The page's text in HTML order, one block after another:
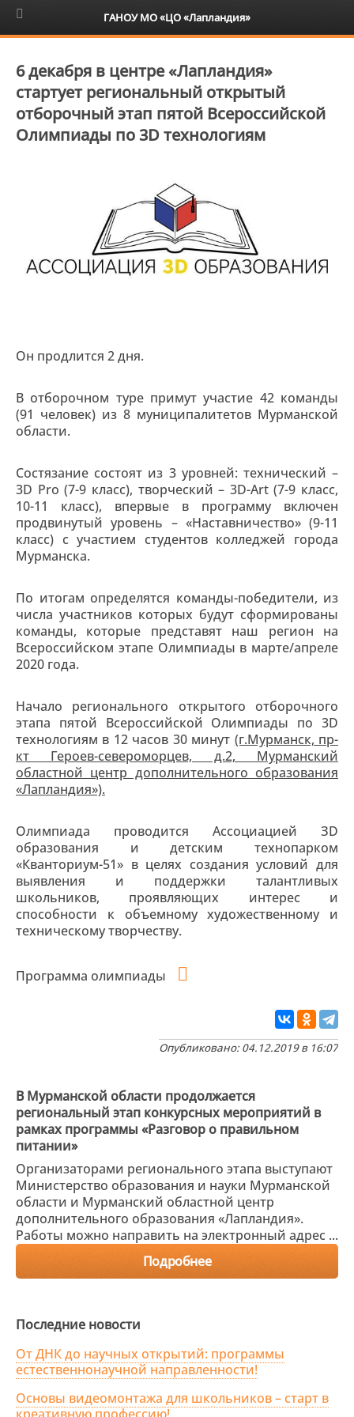
6+
6 декабря в центре «Лапландия»
стартует региональный открытый
отборочный этап пятой Всероссийской
Олимпиады по 3D технологиям
Он продлится 2 дня.
В отборочном туре примут участие 42 команды
(91 человек) из 8 муниципалитетов Мурманской
области.
Состязание состоят из 3 уровней: технический –
3D Pro (7-9 класс), творческий – 3D-Art (7-9 класс,
10-11 класс), впервые в программу включен
продвинутый уровень – «Наставничество» (9-11
класс) с участием студентов колледжей города
Мурманска.
По итогам определятся команды-победители, из
числа участников которых будут сформированы
команды, которые представят наш регион на
Всероссийском этапе Олимпиады в марте/апреле
2020 года.
Начало регионального открытого отборочного
этапа пятой Всероссийской Олимпиады по 3D
технологиям в 12 часов 30 минут (г.Мурманск, пр-
кт Героев-североморцев, д.2, Мурманский
областной центр дополнительного образования
«Лапландия»).
Олимпиада проводится Ассоциацией ЗD
образования и детским технопарком
«Кванториум-51» в целях создания условий для
выявления и поддержки талантливых
школьников, проявляющих интерес и
способности к объемному художественному и
техническому творчеству.
Программа олимпиады
Опубликовано: 04.12.2019 в 16:07
В Мурманской области продолжается
региональный этап конкурсных мероприятий в
рамках программы «Разговор о правильном
питании»
Организаторами регионального этапа выступают
Министерство образования и науки Мурманской
области и Мурманский областной центр
дополнительного образования «Лапландия».
Работы можно направить на электронный адрес ...
Подробнее
Последние новости
От ДНК до научных открытий: программы
естественнонаучной направленности!
Основы видеомонтажа для школьников – старт в
ГАНОУ МО «ЦО «Лапландия»